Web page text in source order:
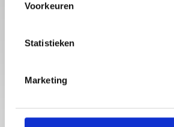
Voorkeuren
Statistieken
Marketing